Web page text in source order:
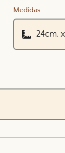
Medidas